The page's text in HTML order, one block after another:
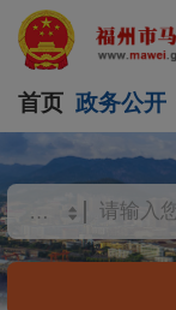
首页 政务公开